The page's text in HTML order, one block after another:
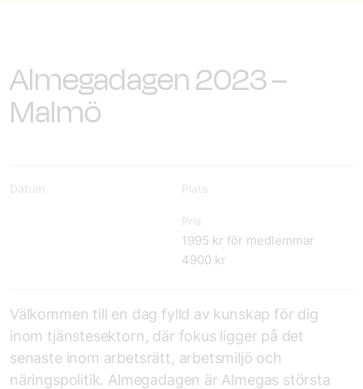
Almegadagen 2023 –
Malmö
Datum Plats
Pris
1995 kr för medlemmar
4900 kr
Välkommen till en dag fylld av kunskap för dig
inom tjänstesektorn, där fokus ligger på det
senaste inom arbetsrätt, arbetsmiljö och
näringspolitik. Almegadagen är Almegas största